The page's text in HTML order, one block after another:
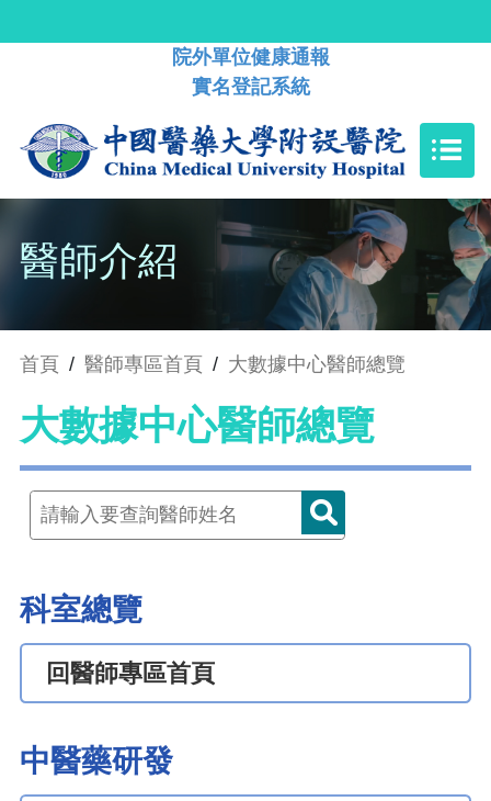
院外單位健康通報
實名登記系統
醫師介紹
首頁 / 醫師專區首頁 / 大數據中心醫師總覽
大數據中心醫師總覽
科室總覽
回醫師專區首頁
中醫藥研發